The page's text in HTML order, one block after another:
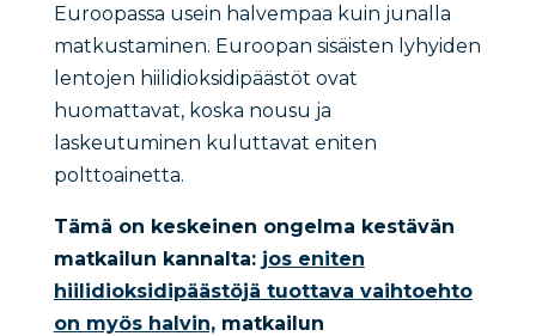
Euroopassa usein halvempaa kuin junalla
matkustaminen. Euroopan sisäisten lyhyiden
lentojen hiilidioksidipäästöt ovat
huomattavat, koska nousu ja
laskeutuminen kuluttavat eniten
polttoainetta.
Tämä on keskeinen ongelma kestävän
matkailun kannalta: jos eniten
hiilidioksidipäästöjä tuottava vaihtoehto
on myös halvin,matkailun